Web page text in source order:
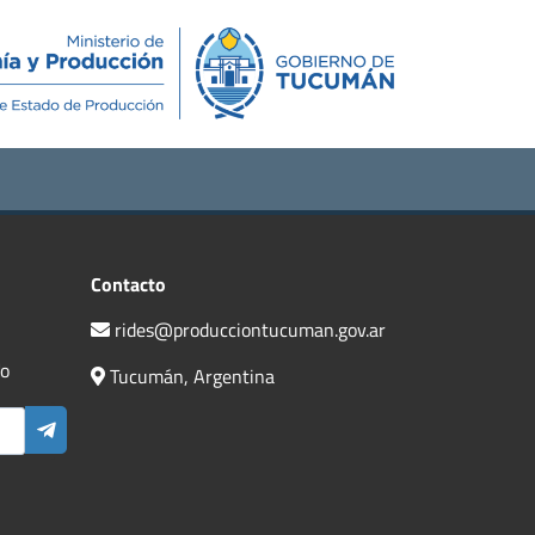
Novedades Contacto
Contacto
rides@producciontucuman.gov.ar
Tucumán, Argentina